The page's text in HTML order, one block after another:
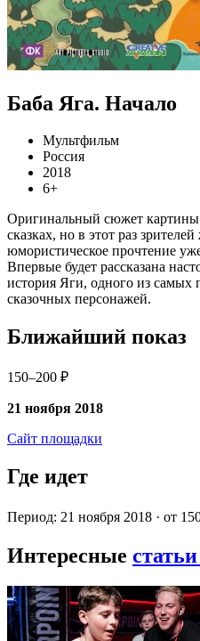
Баба Яга. Начало
Мультфильм
Россия
2018
6+
Оригинальный сюжет картины
сказках, но в этот раз
юмористическое прочтение
Впервые будет рассказана
история Яги, одного из
сказочных персонажей.
Ближайший показ
150–200 ₽
21 ноября 2018
Сайт площадки
Где идет
Период: 21 ноября 2018 · от
Интересные